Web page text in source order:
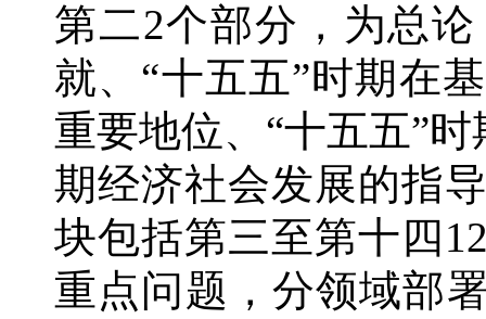
第二2个部分，为总
就、“十五五”时期在
重要地位、“十五五”
期经济社会发展的指
块包括第三至第十四
重点问题，分领域部